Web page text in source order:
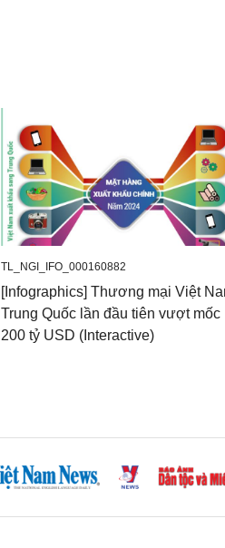
TL_NGI_IFO_000160882
[Infographics] Thương mại Việt
Trung Quốc lần đầu tiên vượt mốc
200 tỷ USD (Interactive)